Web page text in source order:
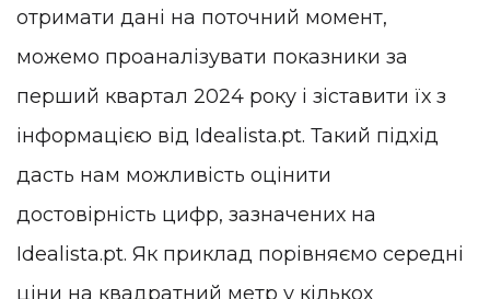
отримати дані на поточний момент,
можемо проаналізувати показники за
перший квартал 2024 року і зіставити їх з
інформацією від Idealista.pt. Такий підхід
дасть нам можливість оцінити
достовірність цифр, зазначених на
Idealista.pt. Як приклад порівняємо середні
ціни на квадратний метр у кількох